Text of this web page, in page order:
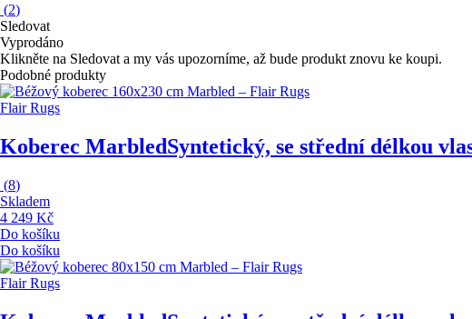
(2)
Sledovat
Vyprodáno
Klikněte na Sledovat a my vás upozorníme, až bude produkt znovu ke koupi.
Podobné produkty
Flair Rugs
Koberec MarbledSyntetický, se střední délkou
(8)
Skladem
4 249 Kč
Do košíku
Do košíku
Flair Rugs